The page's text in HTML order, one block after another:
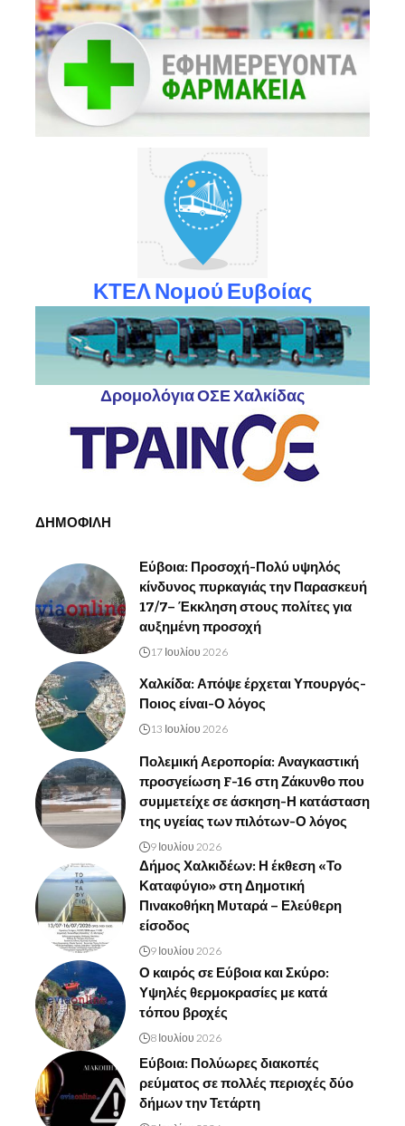
ΚΤΕΛ Νομού Ευβοίας
Δρομολόγια ΟΣΕ Χαλκίδας
ΔΗΜΟΦΙΛΗ
Εύβοια: Προσοχή-Πολύ υψηλός
κίνδυνος πυρκαγιάς την Παρασκευή
17/7– Έκκληση στους πολίτες για
αυξημένη προσοχή
17 Ιουλίου 2026
Χαλκίδα: Απόψε έρχεται Υπουργός-
Ποιος είναι-Ο λόγος
13 Ιουλίου 2026
Πολεμική Αεροπορία: Αναγκαστική
προσγείωση F-16 στη Ζάκυνθο που
συμμετείχε σε άσκηση-Η κατάσταση
της υγείας των πιλότων-Ο λόγος
9 Ιουλίου 2026
Δήμος Χαλκιδέων: Η έκθεση «Το
Καταφύγιο» στη Δημοτική
Πινακοθήκη Μυταρά – Ελεύθερη
είσοδος
9 Ιουλίου 2026
Ο καιρός σε Εύβοια και Σκύρο:
Υψηλές θερμοκρασίες με κατά
τόπου βροχές
8 Ιουλίου 2026
Εύβοια: Πολύωρες διακοπές
ρεύματος σε πολλές περιοχές δύο
δήμων την Τετάρτη